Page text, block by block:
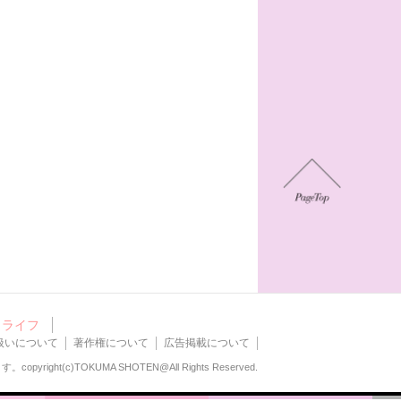
ライフ
いについて 著作権について 広告掲載について
。 copyright(c)TOKUMA SHOTEN@All Rights Reserved.